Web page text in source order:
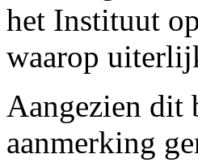
het Instituut
waarop
Aangezien dit
aanmerking